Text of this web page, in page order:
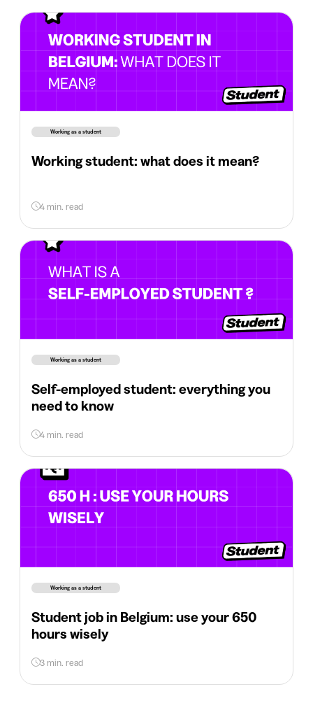
Working as a student
Working student: what does it mean?
4 min. read
Working as a student
Self-employed student: everything you
need to know
4 min. read
Working as a student
Student job in Belgium: use your 650
hours wisely
3 min. read